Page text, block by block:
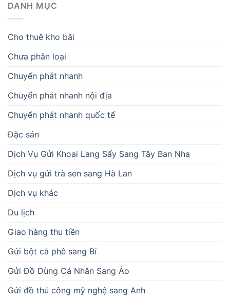
DANH MỤC
Cho thuê kho bãi
Chưa phân loại
Chuyển phát nhanh
Chuyển phát nhanh nội địa
Chuyển phát nhanh quốc tế
Đặc sản
Dịch Vụ Gửi Khoai Lang Sấy Sang Tây Ban Nha
Dịch vụ gửi trà sen sang Hà Lan
Dịch vụ khác
Du lịch
Giao hàng thu tiền
Gửi bột cà phê sang Bỉ
Gửi Đồ Dùng Cá Nhân Sang Áo
Gửi đồ thủ công mỹ nghệ sang Anh